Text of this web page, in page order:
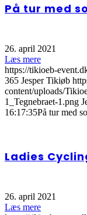
På tur med
26. april 2021
Læs mere
https://tikioeb-
365 Jesper Tikiøb
content/uploads/
1_Tegnebraet-1.png
16:17:35På tur med
Ladies
26. april 2021
Læs mere